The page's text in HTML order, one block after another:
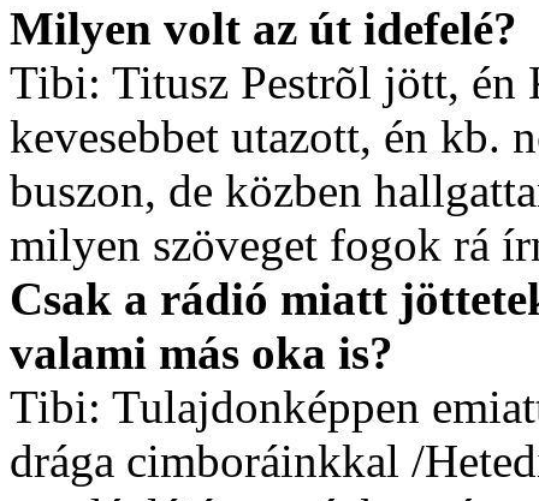
Milyen volt az út idefelé?
Tibi: Titusz Pestrõl jött,
kevesebbet utazott, én kb.
buszon, de közben
milyen szöveget fogok rá
Csak a rádió miatt
valami más oka is?
Tibi: Tulajdonképpen
drága cimboráinkkal /